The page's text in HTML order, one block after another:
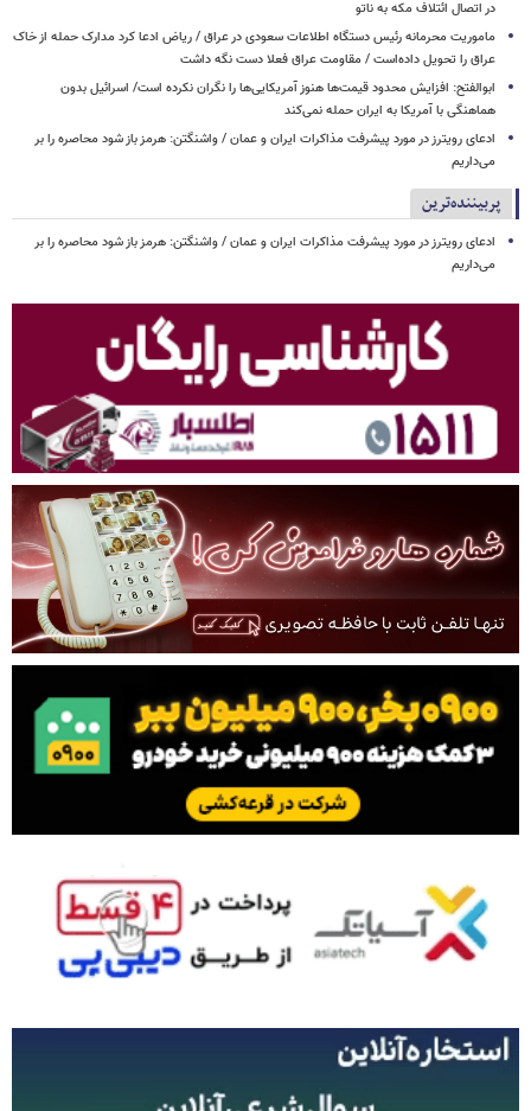
در اتصال ائتلاف مکه به ناتو
ماموریت محرمانه رئیس دستگاه اطلاعات سعودی در عراق / ریاض ادعا کرد مدارک حمله از خاک
عراق را تحویل داده‌است / مقاومت عراق فعلا دست نگه داشت
ابوالفتح: افزایش محدود قیمت‌ها هنوز آمریکایی‌ها را نگران نکرده است/ اسرائیل بدون
هماهنگی با آمریکا به ایران حمله نمی‌کند
ادعای رویترز در مورد پیشرفت مذاکرات ایران و عمان / واشنگتن: هرمز باز شود محاصره را بر
می‌داریم
پربیننده‌ترین
ادعای رویترز در مورد پیشرفت مذاکرات ایران و عمان / واشنگتن: هرمز باز شود محاصره را بر
می‌داریم